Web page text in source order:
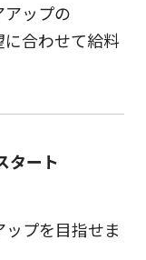
ップの
合わせて給料
タート
プを目指せま